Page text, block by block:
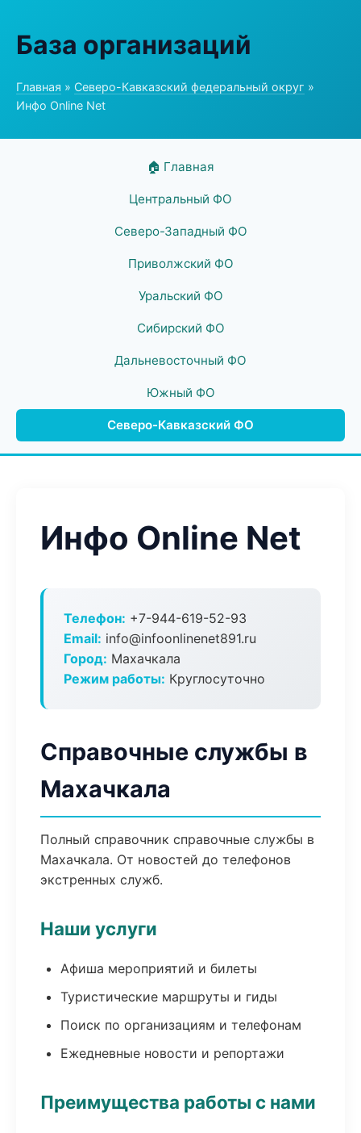
База организаций
Главная » Северо-Кавказский федеральный округ »
Инфо Online Net
🏠 Главная
Центральный ФО
Северо-Западный ФО
Приволжский ФО
Уральский ФО
Сибирский ФО
Дальневосточный ФО
Южный ФО
Северо-Кавказский ФО
Инфо Online Net
Телефон: +7-944-619-52-93
Email: info@infoonlinenet891.ru
Город: Махачкала
Режим работы: Круглосуточно
Справочные службы в
Махачкала
Полный справочник справочные службы в
Махачкала. От новостей до телефонов
экстренных служб.
Наши услуги
Афиша мероприятий и билеты
Туристические маршруты и гиды
Поиск по организациям и телефонам
Ежедневные новости и репортажи
Преимущества работы с нами